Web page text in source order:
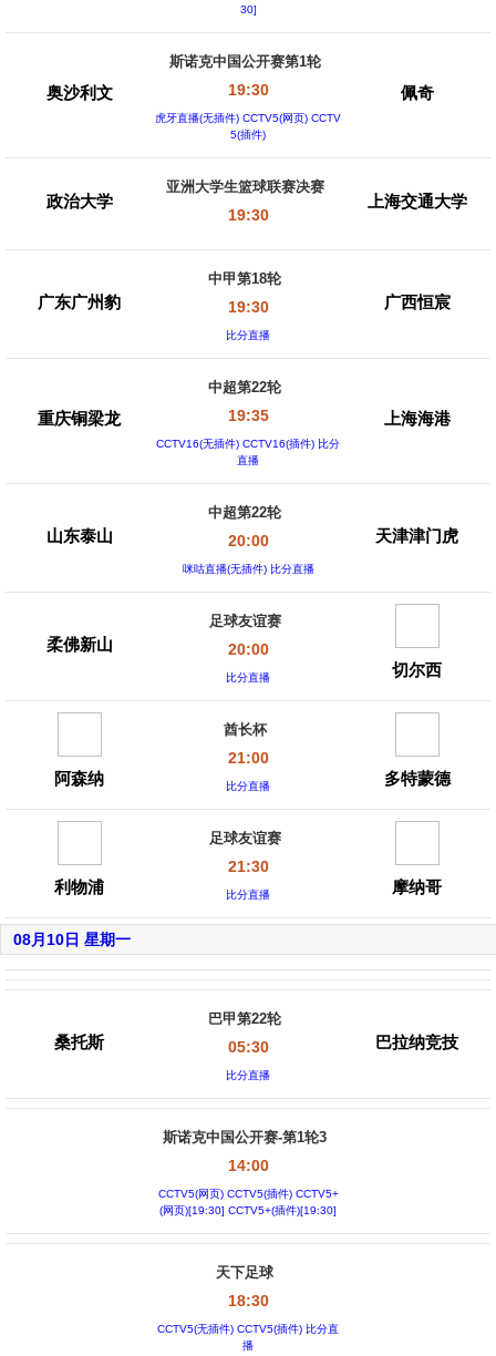
30]
奥沙利文
斯诺克中国公开赛第1轮
19:30
虎牙直播(无插件) CCTV5(网页) CCTV
5(插件)
佩奇
政治大学
亚洲大学生篮球联赛决赛
19:30
上海交通大学
广东广州豹
中甲第18轮
19:30
比分直播
广西恒宸
重庆铜梁龙
中超第22轮
19:35
CCTV16(无插件) CCTV16(插件) 比分
直播
上海海港
山东泰山
中超第22轮
20:00
咪咕直播(无插件) 比分直播
天津津门虎
柔佛新山
足球友谊赛
20:00
比分直播 切尔西
阿森纳
酋长杯
21:00
比分直播 多特蒙德
利物浦
足球友谊赛
21:30
比分直播 摩纳哥
08月10日 星期一
桑托斯
巴甲第22轮
05:30
比分直播
巴拉纳竞技
斯诺克中国公开赛-第1轮3
14:00
CCTV5(网页) CCTV5(插件) CCTV5+
(网页)[19:30] CCTV5+(插件)[19:30]
天下足球
18:30
CCTV5(无插件) CCTV5(插件) 比分直
播